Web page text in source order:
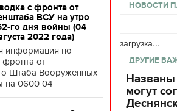
с фронта от
ВСУ на утро
го дня войны (04
2022 года)
информация по
фронта от
Штаба Вооруженных
на 0600 04
НОВОСТИ
загрузка...
ДРУГИЕ
Названы
могут